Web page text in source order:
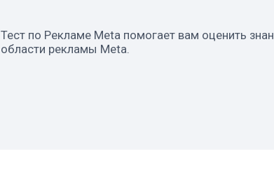
Тест по Рекламе Meta помогает вам оценить
области рекламы Meta.